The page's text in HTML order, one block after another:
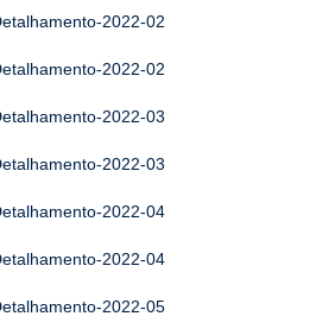
2022-02
2022-02
2022-03
2022-03
2022-04
2022-04
2022-05